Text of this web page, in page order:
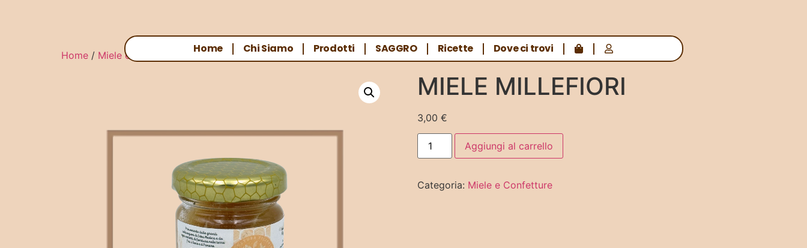
Home Chi Siamo Prodotti SAGGRO Ricette Dove ci trovi
Home / Miele e Confetture / MIELE MILLEFIORI
MIELE MILLEFIORI
3,00 €
Aggiungi al carrello
Categoria: Miele e Confetture